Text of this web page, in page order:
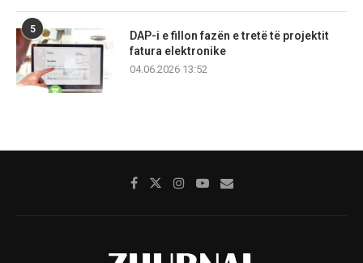
5
DAP-i e fillon fazën e tretë të projektit
fatura elektronike
04.06.2026 13:52